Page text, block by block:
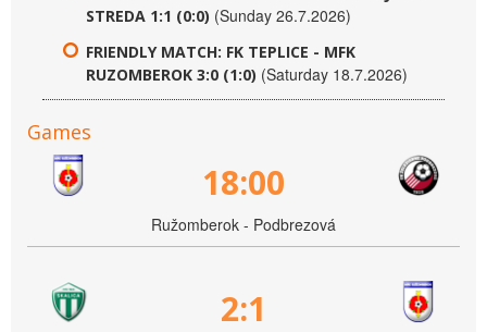
STREDA 1:1 (0:0) (Sunday 26.7.2026)
FRIENDLY MATCH: FK TEPLICE - MFK
RUZOMBEROK 3:0 (1:0) (Saturday 18.7.2026)
Games
18:00
Ružomberok - Podbrezová
2:1